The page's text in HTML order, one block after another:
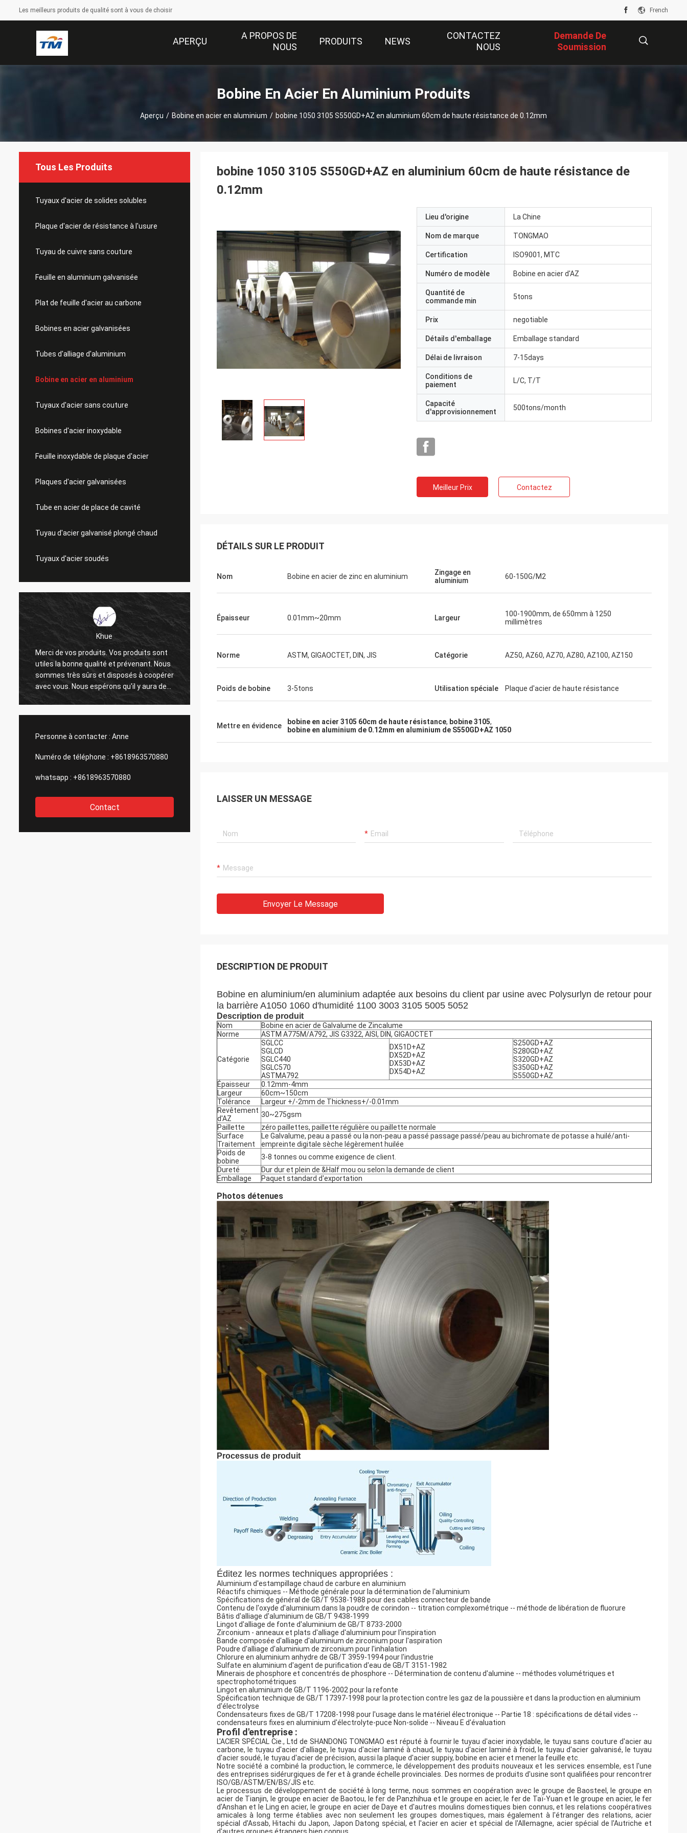
Les meilleurs produits de qualité sont à vous de choisir French
APERÇU
A PROPOS DE
NOUS
PRODUITS NEWS
CONTACTEZ
NOUS
Demande De
Soumission
Bobine En Acier En Aluminium Produits
Aperçu / Bobine en acier en aluminium / bobine 1050 3105 S550GD+AZ en aluminium 60cm de haute résistance de 0.12mm
Tous Les Produits
Tuyaux d'acier de solides solubles
Plaque d'acier de résistance à l'usure
Tuyau de cuivre sans couture
Feuille en aluminium galvanisée
Plat de feuille d'acier au carbone
Bobines en acier galvanisées
Tubes d'alliage d'aluminium
Bobine en acier en aluminium
Tuyaux d'acier sans couture
Bobines d'acier inoxydable
Feuille inoxydable de plaque d'acier
Plaques d'acier galvanisées
Tube en acier de place de cavité
Tuyau d'acier galvanisé plongé chaud
Tuyaux d'acier soudés
Khue
Merci de vos produits. Vos produits sont
utiles la bonne qualité et prévenant. Nous
sommes très sûrs et disposés à coopérer
avec vous. Nous espérons qu'il y aura des
occasions pour la coopération avec
Igname
Merci infiniment de votre service sincère.
et espoir d'avoir plus de coopération à
Personne à contacter : Anne
Numéro de téléphone : +8618963570880
whatsapp : +8618963570880
Contact
bobine 1050 3105 S550GD+AZ en aluminium 60cm de haute résistance de
0.12mm
Lieu d'origine La Chine
Nom de marque TONGMAO
Certification ISO9001, MTC
Numéro de modèle Bobine en acier d'AZ
Quantité de
commande min
5tons
Prix negotiable
Détails d'emballage Emballage standard
Délai de livraison 7-15days
Conditions de
paiement
L/C, T/T
Capacité
d'approvisionnement
500tons/month
Meilleur Prix Contactez
DÉTAILS SUR LE PRODUIT
Nom Bobine en acier de zinc en aluminium
Zingage en
aluminium
60-150G/M2
Épaisseur 0.01mm~20mm Largeur
100-1900mm, de 650mm à 1250
millimètres
Norme ASTM, GIGAOCTET, DIN, JIS Catégorie AZ50, AZ60, AZ70, AZ80, AZ100, AZ150
Poids de bobine 3-5tons Utilisation spéciale Plaque d'acier de haute résistance
Mettre en évidence bobine en acier 3105 60cm de haute résistance, bobine 3105,
bobine en aluminium de 0.12mm en aluminium de S550GD+AZ 1050
LAISSER UN MESSAGE
Envoyer Le Message
DESCRIPTION DE PRODUIT
Bobine en aluminium/en aluminium adaptée aux besoins du client par usine avec Polysurlyn de retour pour
la barrière A1050 1060 d'humidité 1100 3003 3105 5005 5052
Description de produit
Nom
Bobine en acier de Galvalume de Zincalume
Norme
ASTM A775M/A792, JIS G3322, AISI, DIN, GIGAOCTET
Catégorie
SGLCC
SGLCD
SGLC440
SGLC570
ASTMA792
DX51D+AZ
DX52D+AZ
DX53D+AZ
DX54D+AZ
S250GD+AZ
S280GD+AZ
S320GD+AZ
S350GD+AZ
S550GD+AZ
Épaisseur
0.12mm-4mm
Largeur
60cm~150cm
Tolérance
Largeur +/-2mm de Thickness+/-0.01mm
Revêtement
d'AZ
30~275gsm
Paillette
zéro paillettes, paillette régulière ou paillette normale
Surface
Traitement
Le Galvalume, peau a passé ou la non-peau a passé passage passé/peau au bichromate de potasse a huilé/anti-
empreinte digitale sèche légèrement huilée
Poids de
bobine
3-8 tonnes ou comme exigence de client.
Dureté
Dur dur et plein de &Half mou ou selon la demande de client
Emballage
Paquet standard d'exportation
Photos détenues
Processus de produit
Éditez les normes techniques appropriées :
Aluminium d'estampillage chaud de carbure en aluminium
Réactifs chimiques -- Méthode générale pour la détermination de l'aluminium
Spécifications de général de GB/T 9538-1988 pour des cables connecteur de bande
Contenu de l'oxyde d'aluminium dans la poudre de corindon -- titration complexométrique -- méthode de libération de fluorure
Bâtis d'alliage d'aluminium de GB/T 9438-1999
Lingot d'alliage de fonte d'aluminium de GB/T 8733-2000
Zirconium - anneaux et plats d'alliage d'aluminium pour l'inspiration
Bande composée d'alliage d'aluminium de zirconium pour l'aspiration
Poudre d'alliage d'aluminium de zirconium pour l'inhalation
Chlorure en aluminium anhydre de GB/T 3959-1994 pour l'industrie
Sulfate en aluminium d'agent de purification d'eau de GB/T 3151-1982
Minerais de phosphore et concentrés de phosphore -- Détermination de contenu d'alumine -- méthodes volumétriques et
spectrophotométriques
Lingot en aluminium de GB/T 1196-2002 pour la refonte
Spécification technique de GB/T 17397-1998 pour la protection contre les gaz de la poussière et dans la production en aluminium
d'électrolyse
Condensateurs fixes de GB/T 17208-1998 pour l'usage dans le matériel électronique -- Partie 18 : spécifications de détail vides --
condensateurs fixes en aluminium d'électrolyte-puce Non-solide -- Niveau E d'évaluation
Profil d'entreprise :
L'ACIER SPÉCIAL Cie., Ltd de SHANDONG TONGMAO est réputé à fournir le tuyau d'acier inoxydable, le tuyau sans couture d'acier au
carbone, le tuyau d'acier d'alliage, le tuyau d'acier laminé à chaud, le tuyau d'acier laminé à froid, le tuyau d'acier galvanisé, le tuyau
d'acier soudé, le tuyau d'acier de précision, aussi la plaque d'acier suppiy, bobine en acier et mener la feuille etc.
Notre société a combiné la production, le commerce, le développement des produits nouveaux et les services ensemble, est l'une
des entreprises sidérurgiques de fer et à grande échelle provinciales. Des normes de produits d'usine sont qualifiées pour rencontrer
ISO/GB/ASTM/EN/BS/JIS etc.
Le processus de développement de société à long terme, nous sommes en coopération avec le groupe de Baosteel, le groupe en
acier de Tianjin, le groupe en acier de Baotou, le fer de Panzhihua et le groupe en acier, le fer de Taï-Yuan et le groupe en acier, le fer
d'Anshan et le Ling en acier, le groupe en acier de Daye et d'autres moulins domestiques bien connus, et les relations coopératives
amicales à long terme établies avec non seulement les groupes domestiques, mais également à l'étranger des relations, acier
spécial d'Assab, Hitachi du Japon, Japon Datong spécial, et l'acier en acier et spécial de l'Allemagne, acier spécial de l'Autriche et